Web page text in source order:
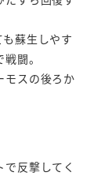
蘇生しやす
闘。
モスの後ろか
で反撃してく